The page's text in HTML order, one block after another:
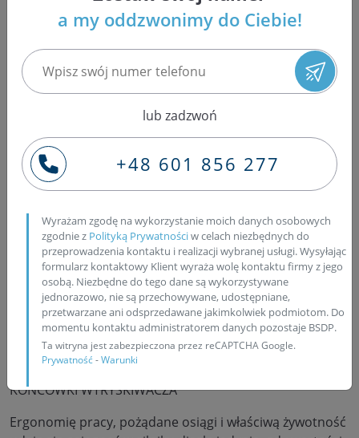
Wszystkie wymienione odmiany wtryskiwaczy, a raczej
końcówek, muszą zostać odpowiednio dobrane pod
komorę spalania w silniku i mieć właściwie ustawione
parametry, aby odpowiednio przebiegał wtrysk, a
konkretnie dawka i czas trwania, oraz rozpylenie paliwa,
KOŃCÓWKI WTRYSKIWACZA
Ergonomię pracy, pożądane osiągi i właściwą żywotność
a my oddzwonimy do Ciebie!
lub zadzwoń
+48 601 856 277
Wyrażam zgodę na wykorzystanie moich danych osobowych
zgodnie z Polityką Prywatnościw celach niezbędnych do
przeprowadzenia kontaktu i realizacji wybranej usługi. Wysyłając
formularz kontaktowy Klient wyraża wolę kontaktu firmy z jego
osobą. Niezbędne do tego dane są wykorzystywane
jednorazowo, nie są przechowywane, udostępniane,
przetwarzane ani odsprzedawane jakimkolwiek podmiotom. Do
momentu kontaktu administratorem danych pozostaje BSDP.
Ta witryna jest zabezpieczona przez reCAPTCHA Google.
Prywatność-Warunki